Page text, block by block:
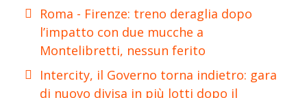
Roma - Firenze: treno deraglia dopo
l’impatto con due mucche a
Montelibretti, nessun ferito
Intercity, il Governo torna indietro: gara
di nuovo divisa in più lotti dopo il